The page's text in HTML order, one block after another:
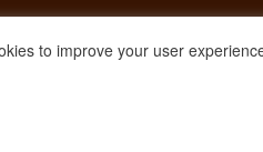
to improve your user